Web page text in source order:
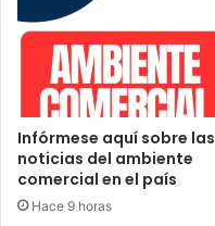
Infórmese aquí sobre las
noticias del ambiente
comercial en el país
Hace 9 horas